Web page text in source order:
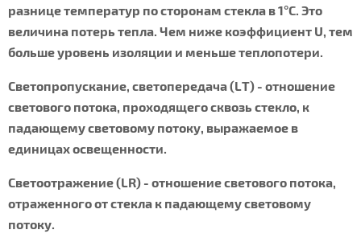
разнице температур по сторонам стекла в 1°С. Это
величина потерь тепла. Чем ниже коэффициент U, тем
больше уровень изоляции и меньше теплопотери.
Светопропускание, светопередача (LT) - отношение
светового потока, проходящего сквозь стекло, к
падающему световому потоку, выражаемое в
единицах освещенности.
Светоотражение (LR) - отношение светового потока,
отраженного от стекла к падающему световому
потоку.